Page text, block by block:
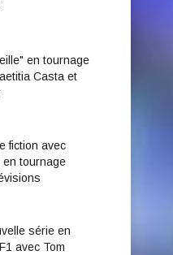
en tournage
Casta et
fiction avec
en tournage
série en
avec Tom